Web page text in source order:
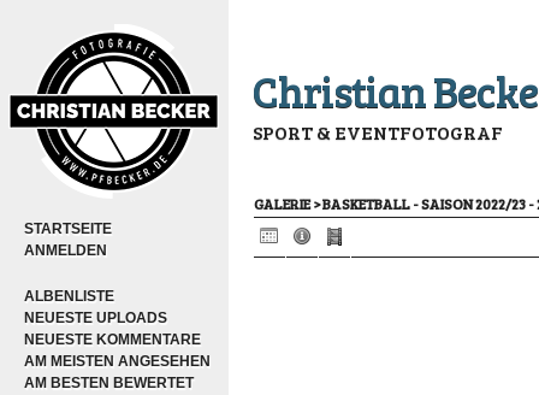
STARTSEITE
ANMELDEN
ALBENLISTE
NEUESTE UPLOADS
NEUESTE KOMMENTARE
AM MEISTEN ANGESEHEN
AM BESTEN BEWERTET
Christian
SPORT & EVENTFOTOGRAF
GALERIE>BASKETBALL - SAISON 2022/23 -